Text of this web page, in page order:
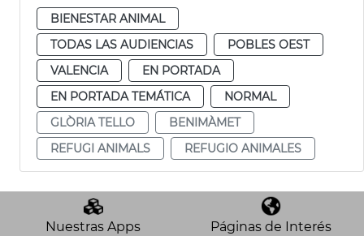
BIENESTAR ANIMAL
TODAS LAS AUDIENCIAS
POBLES OEST
VALENCIA
EN PORTADA
EN PORTADA TEMÁTICA
NORMAL
GLÒRIA TELLO
BENIMÀMET
REFUGI ANIMALS
REFUGIO ANIMALES
Nuestras Apps Páginas de Interés